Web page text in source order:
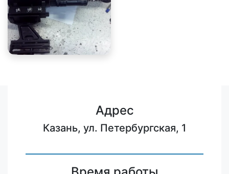
Адрес
Казань, ул. Петербургская, 1